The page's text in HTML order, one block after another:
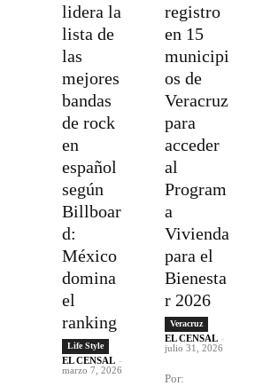
lidera la
lista de
las
mejores
bandas
de rock
en
español
según
Billboar
d:
México
domina
el
ranking
Life Style
EL CENSAL -
marzo 7, 2026
registro
en 15
municipi
os de
Veracruz
para
acceder
al
Program
a
Vivienda
para el
Bienesta
r 2026
Veracruz
EL CENSAL -
julio 31, 2026
Por: